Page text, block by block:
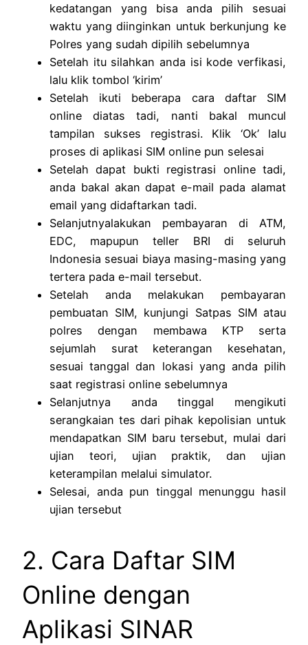
kedatangan yang bisa anda pilih sesuai
waktu yang diinginkan untuk berkunjung ke
Polres yang sudah dipilih sebelumnya
Setelah itu silahkan anda isi kode verfikasi,
lalu klik tombol ‘kirim’
Setelah ikuti beberapa cara daftar SIM
online diatas tadi, nanti bakal muncul
tampilan sukses registrasi. Klik ‘Ok’ lalu
proses di aplikasi SIM online pun selesai
Setelah dapat bukti registrasi online tadi,
anda bakal akan dapat e-mail pada alamat
email yang didaftarkan tadi.
Selanjutnyalakukan pembayaran di ATM,
EDC, mapupun teller BRI di seluruh
Indonesia sesuai biaya masing-masing yang
tertera pada e-mail tersebut.
Setelah anda melakukan pembayaran
pembuatan SIM, kunjungi Satpas SIM atau
polres dengan membawa KTP serta
sejumlah surat keterangan kesehatan,
sesuai tanggal dan lokasi yang anda pilih
saat registrasi online sebelumnya
Selanjutnya anda tinggal mengikuti
serangkaian tes dari pihak kepolisian untuk
mendapatkan SIM baru tersebut, mulai dari
ujian teori, ujian praktik, dan ujian
keterampilan melalui simulator.
Selesai, anda pun tinggal menunggu hasil
ujian tersebut
2. Cara Daftar SIM
Online dengan
Aplikasi SINAR